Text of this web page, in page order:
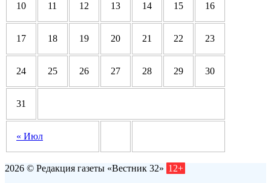
« Июл
10 11 12 13 14 15 16
17 18 19 20 21 22 23
24 25 26 27 28 29 30
31
2026 © Редакция газеты «Вестник 32» 12+